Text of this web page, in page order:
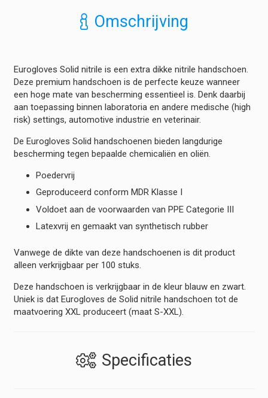
Omschrijving
Eurogloves Solid nitrile is een extra dikke nitrile handschoen.
Deze premium handschoen is de perfecte keuze wanneer
een hoge mate van bescherming essentieel is. Denk daarbij
aan toepassing binnen laboratoria en andere medische (high
risk) settings, automotive industrie en veterinair.
De Eurogloves Solid handschoenen bieden langdurige
bescherming tegen bepaalde chemicaliën en oliën.
Poedervrij
Geproduceerd conform MDR Klasse I
Voldoet aan de voorwaarden van PPE Categorie III
Latexvrij en gemaakt van synthetisch rubber
Vanwege de dikte van deze handschoenen is dit product
alleen verkrijgbaar per 100 stuks.
Deze handschoen is verkrijgbaar in de kleur blauw en zwart.
Uniek is dat Eurogloves de Solid nitrile handschoen tot de
maatvoering XXL produceert (maat S-XXL).
Specificaties